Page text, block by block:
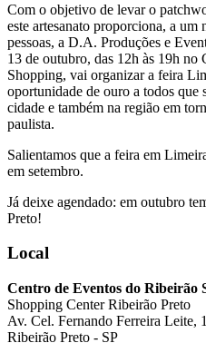
al
Com o objetivo de levar o
este artesanato proporciona, a um
pessoas, a D.A. Produções e
13 de outubro, das 12h às 19h
Shopping, vai organizar a feira
oportunidade de ouro a todos que
cidade e também na região em
paulista.
Salientamos que a feira em
em setembro.
Já deixe agendado: em outubro
Preto!
Local
Centro de Eventos do Ribeirão
Shopping Center Ribeirão Preto
Av. Cel. Fernando Ferreira Leite,
Ribeirão Preto - SP